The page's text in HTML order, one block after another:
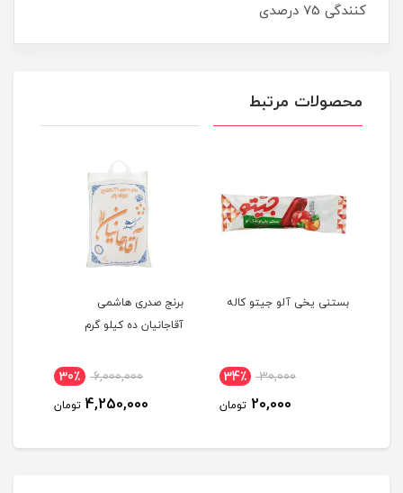
کنندگی 75 درصدی
محصولات مرتبط
بستنی یخی آلو جیتو کاله
30,000 34٪
20,000 تومان
برنج صدری هاشمی
آقاجانیان ده کیلو گرم
6,000,000 30٪
4,250,000 تومان